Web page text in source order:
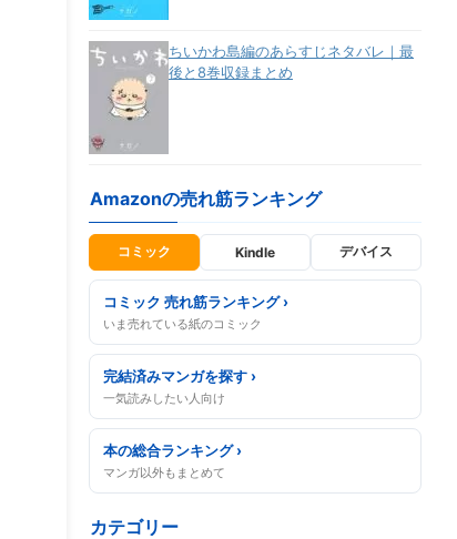
ちいかわ島編のあらすじネタバレ｜最
後と8巻収録まとめ
Amazonの売れ筋ランキング
コミック Kindle デバイス
コミック 売れ筋ランキング ›
いま売れている紙のコミック
完結済みマンガを探す ›
一気読みしたい人向け
本の総合ランキング ›
マンガ以外もまとめて
カテゴリー